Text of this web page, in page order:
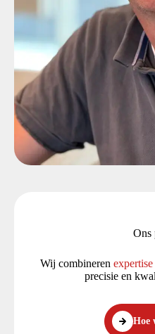
Ons
Wij combineren expertise
precisie en
Hoe